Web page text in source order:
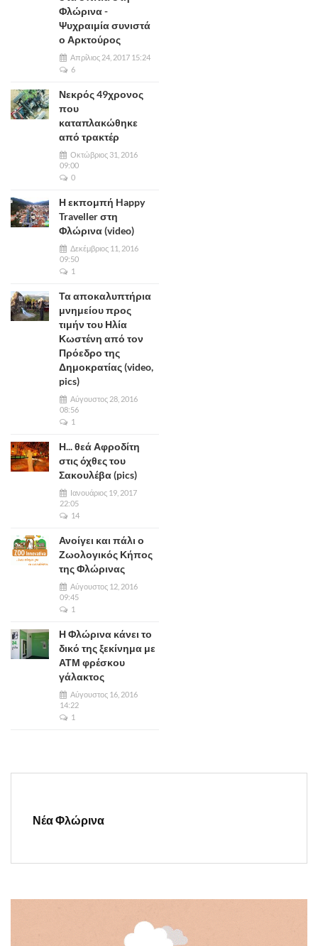
Φλώρινα -
Ψυχραιμία συνιστά
ο Αρκτούρος
Απρίλιος 24, 2017 15:24
6
Νεκρός 49χρονος
που
καταπλακώθηκε
από τρακτέρ
Οκτώβριος 31, 2016
09:00
0
Η εκπομπή Happy
Traveller στη
Φλώρινα (video)
Δεκέμβριος 11, 2016
09:50
1
Τα αποκαλυπτήρια
μνημείου προς
τιμήν του Ηλία
Κωστένη από τον
Πρόεδρο της
Δημοκρατίας (video,
pics)
Αύγουστος 28, 2016
08:56
1
Η... θεά Αφροδίτη
στις όχθες του
Σακουλέβα (pics)
Ιανουάριος 19, 2017
22:05
14
Ανοίγει και πάλι ο
Ζωολογικός Κήπος
της Φλώρινας
Αύγουστος 12, 2016
09:45
1
Η Φλώρινα κάνει το
δικό της ξεκίνημα με
ΑΤΜ φρέσκου
γάλακτος
Αύγουστος 16, 2016
14:22
1
Νέα Φλώρινα